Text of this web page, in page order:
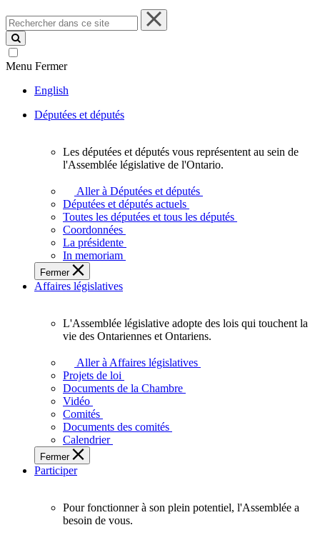
Rechercher
dans
ce
site
Menu Fermer
English
Députées et députés
députés
vous
représentent
sein
de
l'Assemblée
législative
l'Ontario.
Les députées et députés vous représentent au sein de
l'Assemblée législative de l'Ontario.
Aller à Députées et députés
Députées et députés actuels
Toutes les députées et tous les députés
Coordonnées
La présidente
In memoriam
Fermer
Affaires législatives
L'Assemblée
adopte
touchent
des
Ontariennes
et
L'Assemblée législative adopte des lois qui touchent la
vie des Ontariennes et Ontariens.
Aller à Affaires législatives
Projets de loi
Documents de la Chambre
Vidéo
Comités
Documents des comités
Calendrier
Fermer
Participer
Pour fonctionner à son plein potentiel, l'Assemblée a
besoin de vous.